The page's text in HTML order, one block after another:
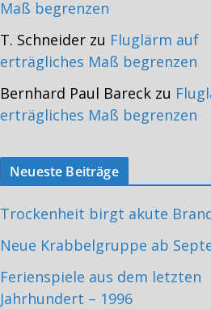
Maß begrenzen
T. Schneider zu Fluglärm auf
erträgliches Maß begrenzen
Bernhard Paul Bareck zu
erträgliches Maß begrenzen
Neueste Beiträge
Trockenheit birgt akute
Neue Krabbelgruppe ab
Ferienspiele aus dem letzten
Jahrhundert – 1996